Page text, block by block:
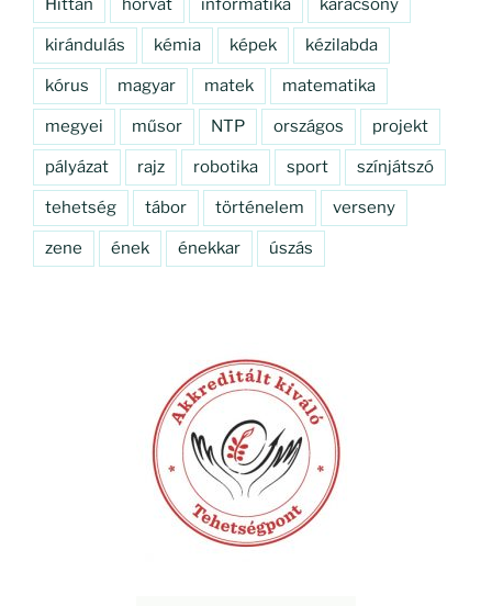
kirándulás kémia képek kézilabda
kórus magyar matek matematika
megyei műsor NTP országos projekt
pályázat rajz robotika sport színjátszó
tehetség tábor történelem verseny
zene ének énekkar úszás